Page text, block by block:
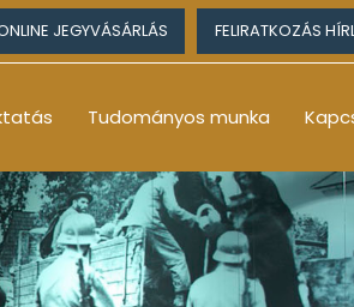
JEGYVÁSÁRLÁS FELIRATKOZÁS
Tudományos munka